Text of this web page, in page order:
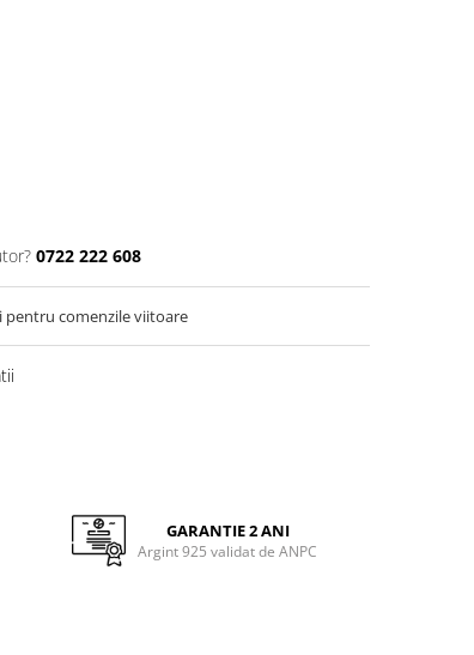
0722 222 608
pentru comenzile viitoare
GARANTIE 2 ANI
Argint 925 validat de ANPC